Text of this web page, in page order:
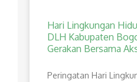
Hari Lingkungan
DLH Kabupaten
Gerakan Bersama
Peringatan Hari